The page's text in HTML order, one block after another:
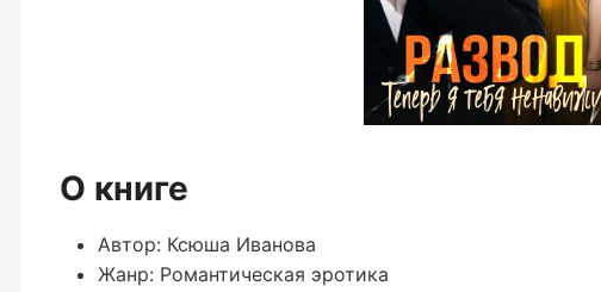
О книге
Автор: Ксюша Иванова
Жанр: Романтическая эротика